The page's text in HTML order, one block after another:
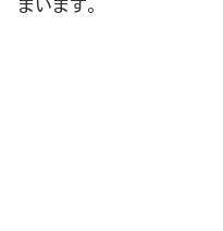
まいます。